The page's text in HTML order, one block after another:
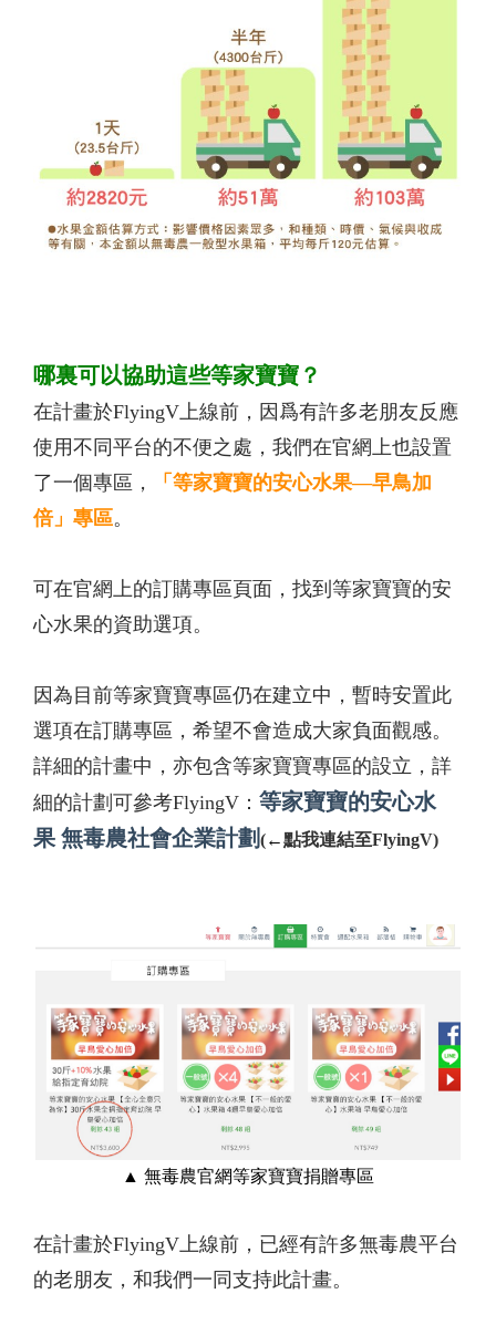
哪裏可以協助這些等家寶寶？
在計畫於FlyingV上線前，因爲有許多老朋友反應
使用不同平台的不便之處，我們在官網上也設置
了一個專區，
「等家寶寶的安心水果—早鳥加
倍」專區。
可在官網上的訂購專區頁面，找到等家寶寶的安
心水果的資助選項。
因為目前等家寶寶專區仍在建立中，暫時安置此
選項在訂購專區，希望不會造成大家負面觀感。
詳細的計畫中，亦包含等家寶寶專區的設立，詳
細的計劃可參考FlyingV： 等家寶寶的安心水
果 無毒農社會企業計劃 (←點我連結至FlyingV)
▲ 無毒農官網等家寶寶捐贈專區
在計畫於FlyingV上線前，已經有許多無毒農平台
的老朋友，和我們一同支持此計畫。